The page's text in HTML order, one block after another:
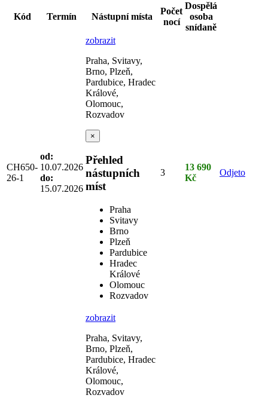
Kód Termín Nástupní místa
Počet
nocí
Dospělá
osoba
snídaně
CH650-
26-1
od:
10.07.2026
do:
15.07.2026
zobrazit
Praha, Svitavy,
Brno, Plzeň,
Pardubice, Hradec
Králové,
Olomouc,
Rozvadov
×
Přehled
nástupních
míst
Praha
Svitavy
Brno
Plzeň
Pardubice
Hradec
Králové
Olomouc
Rozvadov
3
13 690
Kč
Odjeto
zobrazit
Praha, Svitavy,
Brno, Plzeň,
Pardubice, Hradec
Králové,
Olomouc,
Rozvadov